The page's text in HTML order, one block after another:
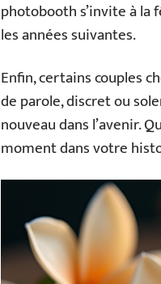
photobooth s’invite à la
les années suivantes.
Enfin, certains couples
de parole, discret ou
nouveau dans l’avenir.
moment dans votre